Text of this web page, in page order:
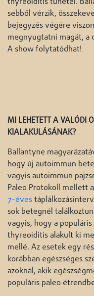
sebből vérzik,
bejegyzés végére
megnyugtatni magát,
A show folytatódhat!
MI LEHETETT A VALÓDI
KIALAKULÁSÁNAK?
Ballantyne
hogy új autoimmun
vagyis autoimmun
Paleo Protokoll mellett
7-éves
sok betegnél
vagyis, hogy a
thyreoiditis alakult ki
mellé. Az esetek egy
korábban egészséges
azoknál, akik
populáris paleo